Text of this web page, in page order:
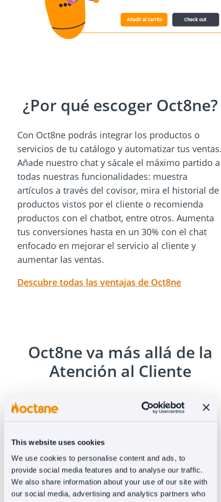
This website uses cookies
We use cookies to personalise content and ads, to
provide social media features and to analyse our traffic.
We also share information about your use of our site with
our social media, advertising and analytics partners who
¿Por qué escoger Oct8ne?
Con Oct8ne podrás integrar los productos o
servicios de tu catálogo y automatizar tus
Añade nuestro chat y sácale el máximo partido a
todas nuestras funcionalidades: muestra
artículos a través del covisor, mira el historial de
productos vistos por el cliente o recomienda
productos con el chatbot, entre otros. Aumenta
tus conversiones hasta en un 30% con el chat
enfocado en mejorar el servicio al cliente y
aumentar las ventas.
Descubre todas las ventajas de Oct8ne
Oct8ne va más allá de la
Atención al Cliente
Chatbot, nuestros clientes han configurado
Oct8ne, para ofrecer ayuda en el momento
perfecto y aumentar las ventas. En Oct8ne nos
ocupamos de la atención al cliente, pero vamos